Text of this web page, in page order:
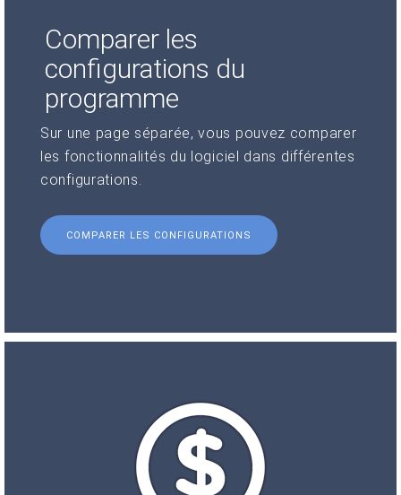
Comparer les
configurations du
programme
Sur une page séparée, vous pouvez comparer
les fonctionnalités du logiciel dans différentes
configurations.
COMPARER LES CONFIGURATIONS